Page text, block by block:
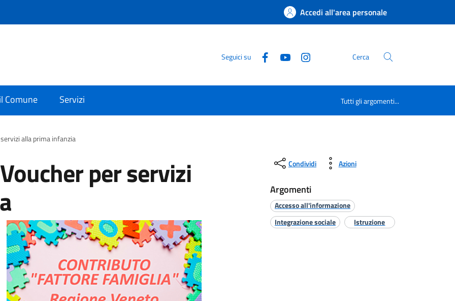
Accedi all'area personale
Seguici su Cerca
Comune Servizi Tutti gli argomenti...
alla prima infanzia
per servizi Condividi Azioni
Argomenti
Accesso all'informazione
Integrazione sociale
Istruzione